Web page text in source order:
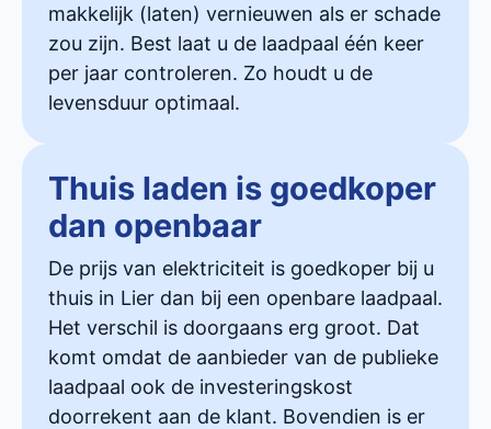
makkelijk (laten) vernieuwen als er schade
zou zijn. Best laat u de laadpaal één keer
per jaar controleren. Zo houdt u de
levensduur optimaal.
Thuis laden is goedkoper
dan openbaar
De prijs van elektriciteit is goedkoper bij u
thuis in Lier dan bij een openbare laadpaal.
Het verschil is doorgaans erg groot. Dat
komt omdat de aanbieder van de publieke
laadpaal ook de investeringskost
doorrekent aan de klant. Bovendien is er